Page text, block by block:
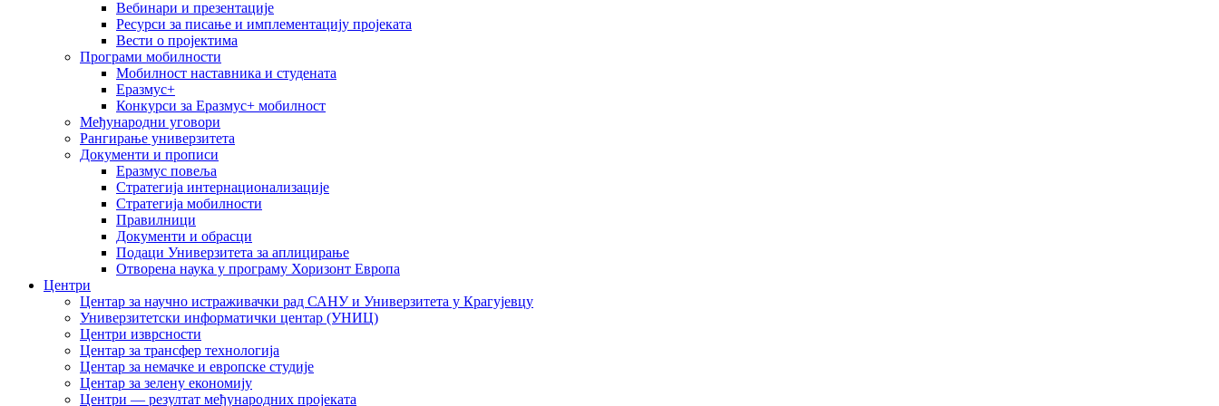
Вебинари и презентације
Ресурси за писање и имплементацију пројеката
Вести о пројектима
Програми мобилности
Мобилност наставника и студената
Еразмус+
Конкурси за Еразмус+ мобилност
Међународни уговори
Рангирање универзитета
Документи и прописи
Еразмус повеља
Стратегија интернационализације
Стратегија мобилности
Правилници
Документи и обрасци
Подаци Универзитета за аплицирање
Отворена наука у програму Хоризонт Европа
Центри
Центар за научно истраживачки рад САНУ и Универзитета у Крагујевцу
Универзитетски информатички центар (УНИЦ)
Центри изврсности
Центар за трансфер технологија
Центар за немачке и европске студије
Центар за зелену економију
Центри — резултат међународних пројеката